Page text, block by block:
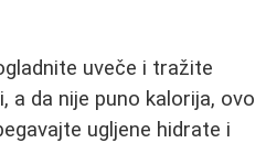
uveče i tražite
da nije puno kalorija, ovo
ugljene hidrate i